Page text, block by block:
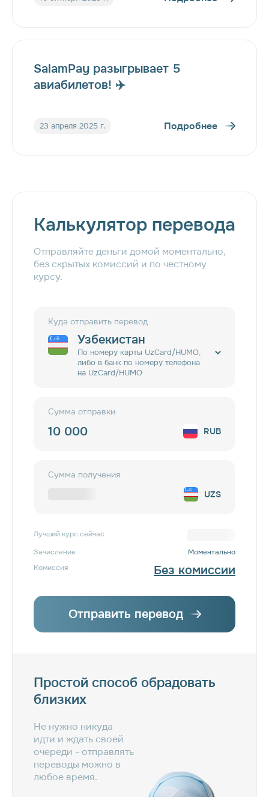
SalamPay разыгрывает 5
авиабилетов! ✈️
23 апреля 2025 г. Подробнее
Калькулятор перевода
Отправляйте деньги домой моментально,
без скрытых комиссий и по честному
курсу.
Куда отправить перевод
Узбекистан
По номеру карты UzCard/HUMO,
либо в банк по номеру телефона
на UzCard/HUMO
Сумма отправки
RUB
Сумма получения
UZS
Лучший курс сейчас
Зачисление
Моментально
Комиссия
Без комиссии
Отправить перевод
Простой способ обрадовать
близкиx
Не нужно никуда
идти и ждать своей
очереди - отправлять
переводы можно в
любое время.